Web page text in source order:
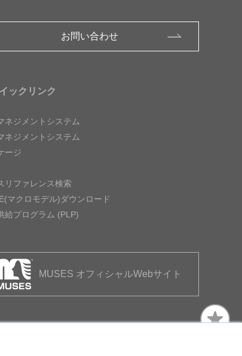
お問い合わせ
ックリンク
ネジメントシステム
ネジメントシステム
ージ
リファレンス検索
マクロモデル)ダウンロード
給プログラム (PLP)
MUSES オフィシャルWebサイト